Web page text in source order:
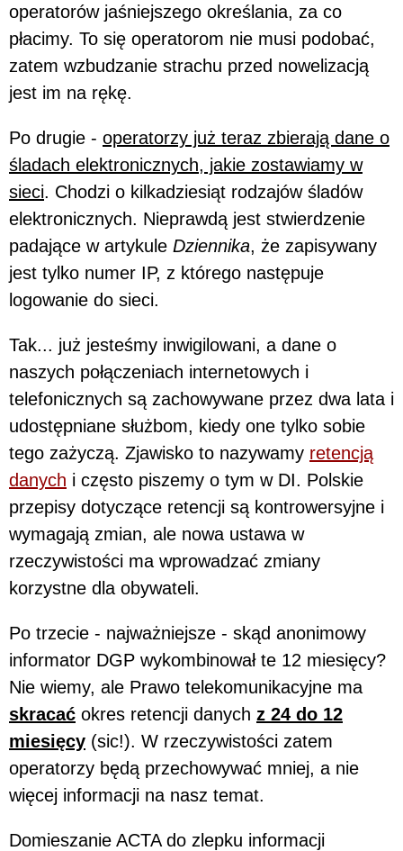
operatorów jaśniejszego określania, za co
płacimy. To się operatorom nie musi podobać,
zatem wzbudzanie strachu przed nowelizacją
jest im na rękę.
Po drugie - operatorzy już teraz zbierają dane o
śladach elektronicznych, jakie zostawiamy w
sieci. Chodzi o kilkadziesiąt rodzajów śladów
elektronicznych. Nieprawdą jest stwierdzenie
padające w artykule Dziennika, że zapisywany
jest tylko numer IP, z którego następuje
logowanie do sieci.
Tak... już jesteśmy inwigilowani, a dane o
naszych połączeniach internetowych i
telefonicznych są zachowywane przez dwa lata i
udostępniane służbom, kiedy one tylko sobie
tego zażyczą. Zjawisko to nazywamy retencją
danych i często piszemy o tym w DI. Polskie
przepisy dotyczące retencji są kontrowersyjne i
wymagają zmian, ale nowa ustawa w
rzeczywistości ma wprowadzać zmiany
korzystne dla obywateli.
Po trzecie - najważniejsze - skąd anonimowy
informator DGP wykombinował te 12 miesięcy?
Nie wiemy, ale Prawo telekomunikacyjne ma
skracać okres retencji danych z 24 do 12
miesięcy (sic!). W rzeczywistości zatem
operatorzy będą przechowywać mniej, a nie
więcej informacji na nasz temat.
Domieszanie ACTA do zlepku informacji